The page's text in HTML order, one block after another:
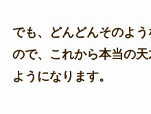
でも、どんどんそのよ
ので、これから本当の
ようになります。